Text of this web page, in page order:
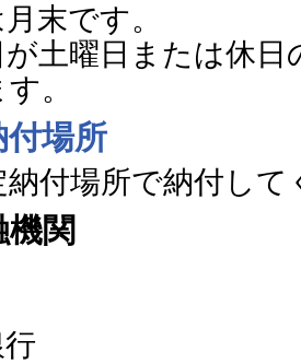
末です。
土曜日または休日
。
場所
付場所で納付して
関
行